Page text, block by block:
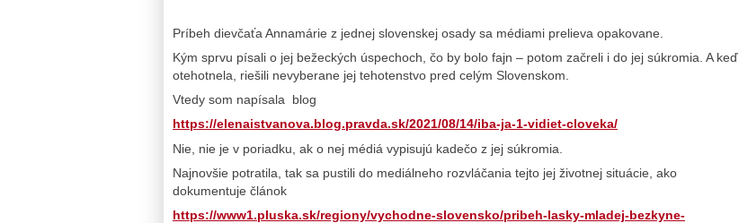
Príbeh dievčaťa Annamárie z jednej slovenskej osady sa médiami prelieva opakovane.
Kým sprvu písali o jej bežeckých úspechoch, čo by bolo fajn – potom začreli i do jej súkromia. A keď
otehotnela, riešili nevyberane jej tehotenstvo pred celým Slovenskom.
Vtedy som napísala blog
https://elenaistvanova.blog.pravda.sk/2021/08/14/iba-ja-1-vidiet-cloveka/
Nie, nie je v poriadku, ak o nej médiá vypisujú kadečo z jej súkromia.
Najnovšie potratila, tak sa pustili do mediálneho rozvláčania tejto jej životnej situácie, ako
dokumentuje článok
https://www1.pluska.sk/regiony/vychodne-slovensko/pribeh-lasky-mladej-bezkyne-